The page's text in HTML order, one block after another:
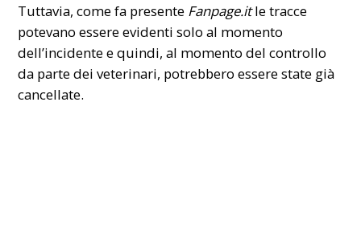
Tuttavia, come fa presente Fanpage.itle tracce
potevano essere evidenti solo al momento
dell’incidente e quindi, al momento del controllo
da parte dei veterinari, potrebbero essere state già
cancellate.